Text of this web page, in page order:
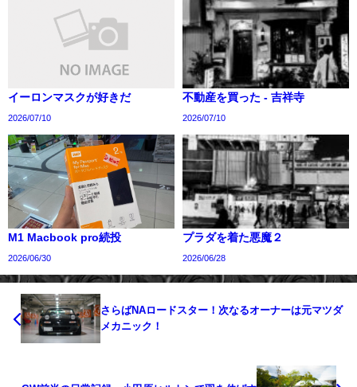
イーロンマスクが好きだ
2026/07/10
不動産を買った - 吉祥寺
2026/07/10
M1 Macbook pro続投
2026/06/30
プラダを着た悪魔２
2026/06/28
さらばNAロードスター！次なるオーナーは元マツダ
メカニック！